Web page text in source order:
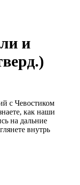
и
с Чевостиком
как наши
на дальние
внутрь